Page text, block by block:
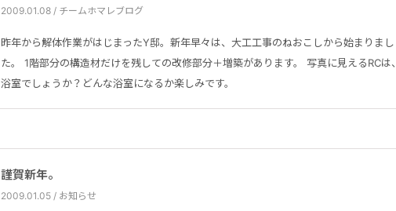
2009.01.08 / チームホマレブログ
昨年から解体作業がはじまったY邸。新年早々は、大工工事のねおこしから始まりまし
た。 1階部分の構造材だけを残しての改修部分＋増築があります。 写真に見えるRCは、
浴室でしょうか？どんな浴室になるか楽しみです。
謹賀新年。
2009.01.05 / お知らせ